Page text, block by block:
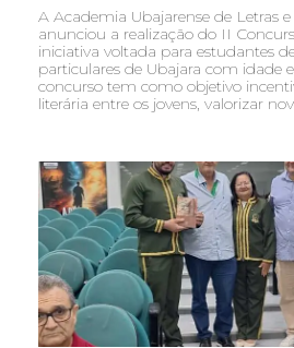
A Academia Ubajarense de Letras
anunciou a realização do II
iniciativa voltada para estudantes
particulares de Ubajara com idade
concurso tem como objetivo
literária entre os jovens, valorizar